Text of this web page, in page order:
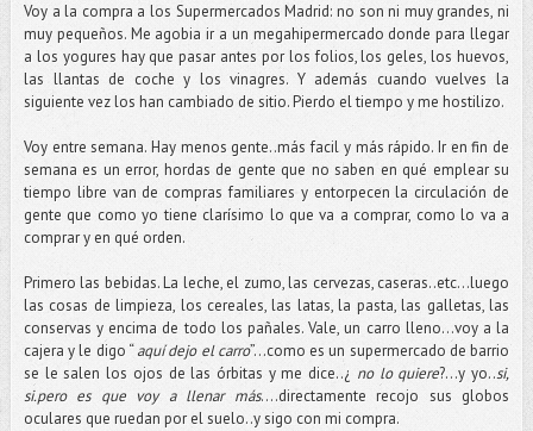
Voy a la compra a los Supermercados Madrid: no son ni muy grandes, ni
muy pequeños. Me agobia ir a un megahipermercado donde para llegar
a los yogures hay que pasar antes por los folios, los geles, los huevos,
las llantas de coche y los vinagres. Y además cuando vuelves la
siguiente vez los han cambiado de sitio. Pierdo el tiempo y me hostilizo.
Voy entre semana. Hay menos gente..más facil y más rápido. Ir en fin de
semana es un error, hordas de gente que no saben en qué emplear su
tiempo libre van de compras familiares y entorpecen la circulación de
gente que como yo tiene clarísimo lo que va a comprar, como lo va a
comprar y en qué orden.
Primero las bebidas. La leche, el zumo, las cervezas, caseras..etc…luego
las cosas de limpieza, los cereales, las latas, la pasta, las galletas, las
conservas y encima de todo los pañales. Vale, un carro lleno…voy a la
cajera y le digo “aquí dejo el carro”…como es un supermercado de barrio
se le salen los ojos de las órbitas y me dice..¿ no lo quiere?...y yo..si,
si.pero es que voy a llenar más….directamente recojo sus globos
oculares que ruedan por el suelo..y sigo con mi compra.